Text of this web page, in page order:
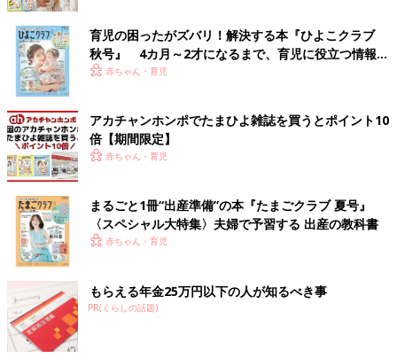
育児の困ったがズバリ！解決する本『ひよこクラブ
秋号』 4カ月～2才になるまで、育児に役立つ情報が
いっぱい！
赤ちゃん・育児
アカチャンホンポでたまひよ雑誌を買うとポイント10
倍【期間限定】
赤ちゃん・育児
まるごと1冊“出産準備”の本『たまごクラブ 夏号』
〈スペシャル大特集〉夫婦で予習する 出産の教科書
赤ちゃん・育児
もらえる年金25万円以下の人が知るべき事
PR(くらしの話題)